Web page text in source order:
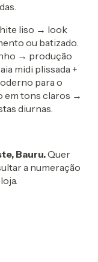
liso → look
ou batizado.
→ produção
midi plissada +
para o
em tons claros →
diurnas.
Bauru.Quer
a numeração